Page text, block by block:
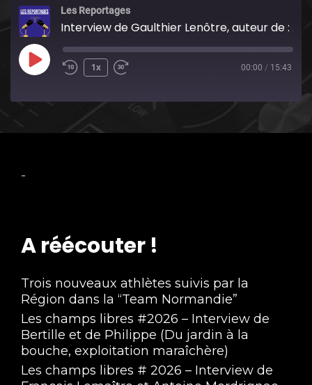
Les Reportages
Interview de Gaulthier Lenôtre, auteur de : Normandie région de passions aux éditions du Panthéon
Play
1x 00:00 / 15:43
-
A réécouter !
Trois nouveaux athlètes suivis par la
Région dans la “Team Normandie”
Les champs libres #2026 – Interview de
Bertille et de Philippe (Du jardin à la
bouche, exploitation maraîchère)
Les champs libres # 2026 – Interview de